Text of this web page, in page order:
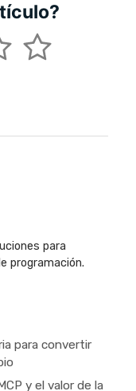
para
programación.
para convertir
y el valor de la